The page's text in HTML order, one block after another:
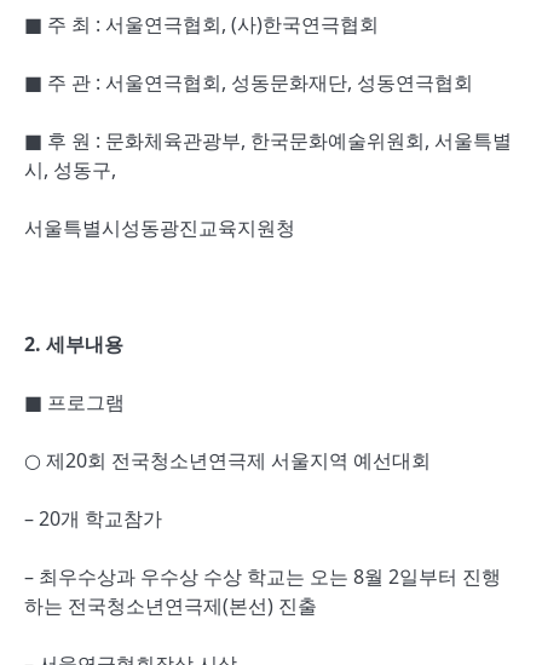
■ 주 최 : 서울연극협회, (사)한국연극협회
■ 주 관 : 서울연극협회, 성동문화재단, 성동연극협회
■ 후 원 : 문화체육관광부, 한국문화예술위원회, 서울특별
시, 성동구,
서울특별시성동광진교육지원청
2. 세부내용
■ 프로그램
○ 제20회 전국청소년연극제 서울지역 예선대회
– 20개 학교참가
– 최우수상과 우수상 수상 학교는 오는 8월 2일부터 진행
하는 전국청소년연극제(본선) 진출